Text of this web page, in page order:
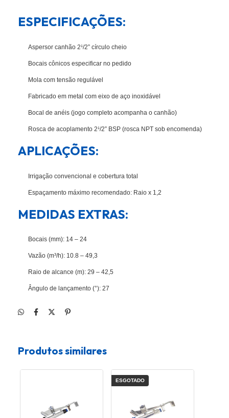
ESPECIFICAÇÕES:
Aspersor canhão 2¹/2” círculo cheio
Bocais cônicos especificar no pedido
Mola com tensão regulável
Fabricado em metal com eixo de aço inoxidável
Bocal de anéis (jogo completo acompanha o canhão)
Rosca de acoplamento 2¹/2” BSP (rosca NPT sob encomenda)
APLICAÇÕES:
Irrigação convencional e cobertura total
Espaçamento máximo recomendado: Raio x 1,2
MEDIDAS EXTRAS:
Bocais (mm): 14 – 24
Vazão (m³/h): 10.8 – 49,3
Raio de alcance (m): 29 – 42,5
ngulo de lançamento (°): 27
Produtos similares
ESGOTADO